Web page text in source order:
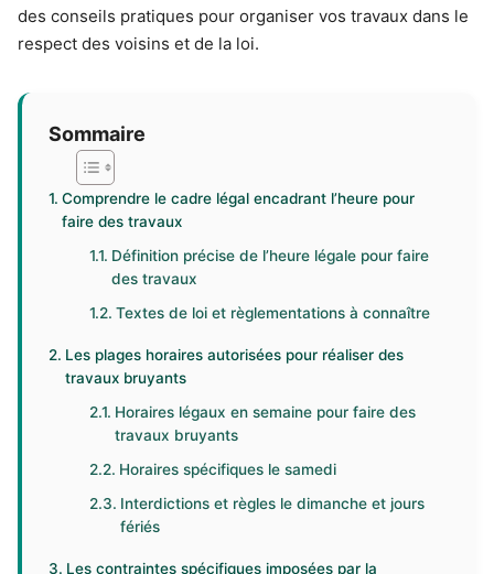
des conseils pratiques pour organiser vos travaux dans le
respect des voisins et de la loi.
Sommaire
Comprendre le cadre légal encadrant l’heure pour
faire des travaux
Définition précise de l’heure légale pour faire
des travaux
Textes de loi et règlementations à connaître
Les plages horaires autorisées pour réaliser des
travaux bruyants
Horaires légaux en semaine pour faire des
travaux bruyants
Horaires spécifiques le samedi
Interdictions et règles le dimanche et jours
fériés
Les contraintes spécifiques imposées par la